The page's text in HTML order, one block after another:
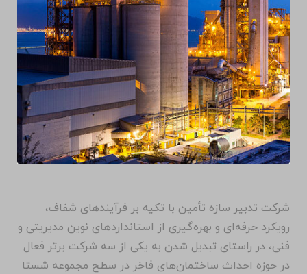
شرکت تدبیر سازه تأمین با تکیه بر فرآیندهای شفاف،
رویکرد حرفه‌ای و بهره‌گیری از استانداردهای نوین مدیریتی و
فنی، در راستای تبدیل شدن به یکی از سه شرکت برتر فعال
در حوزه احداث ساختمان‌های فاخر در سطح مجموعه شستا